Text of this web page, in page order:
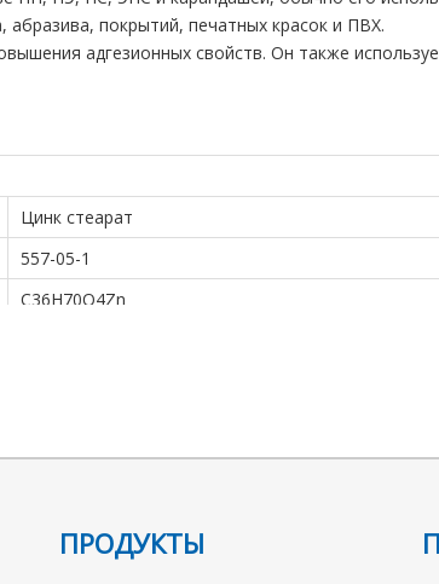
покрытий, печатных красок и ПВХ.
адгезионных свойств. Он также
Цинк стеарат
557-05-1
C36H70O4Zn
1,095 г/см3
ПРОДУКТЫ